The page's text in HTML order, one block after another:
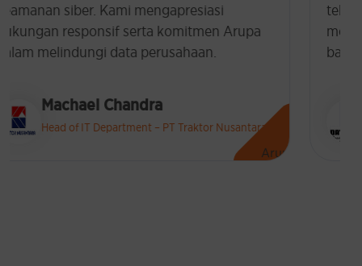
teknis yang sigap kapan pun dibutuhkan
memberi rasa aman dan kepercayaan tinggi
bagi tim kami.
Adriyanto Sudigdo
MIS Manager – PT Datascrip